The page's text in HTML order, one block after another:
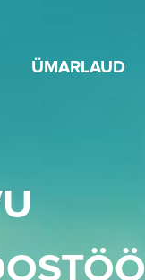
ÜMARLAUD